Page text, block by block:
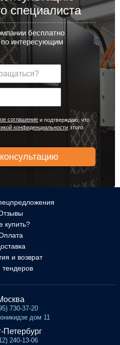
специалиста
бесплатно
по интересующим
соглашение и подтверждаю, что
конфиденциальности этого
купить?
и возврат
тендеров
730-37-20
дом 11
Петербург
240-13-06